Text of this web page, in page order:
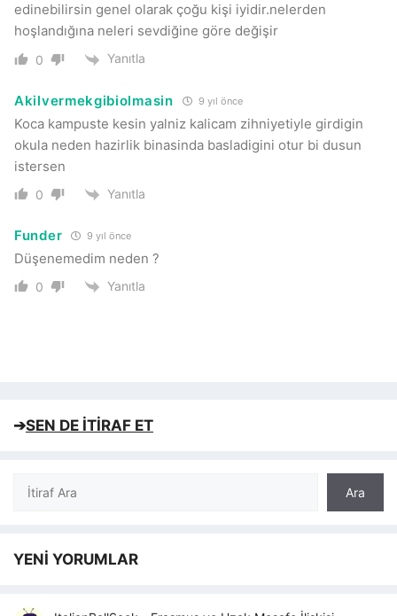
edinebilirsin genel olarak çoğu kişi iyidir.nelerden
hoşlandığına neleri sevdiğine göre değişir
0 Yanıtla
Akilvermekgibiolmasin 9 yıl önce
Koca kampuste kesin yalniz kalicam zihniyetiyle girdigin
okula neden hazirlik binasinda basladigini otur bi dusun
istersen
0 Yanıtla
Funder 9 yıl önce
Düşenemedim neden ?
0 Yanıtla
➔SEN DE İTİRAF ET
Ara
Ara
YENİ YORUMLAR